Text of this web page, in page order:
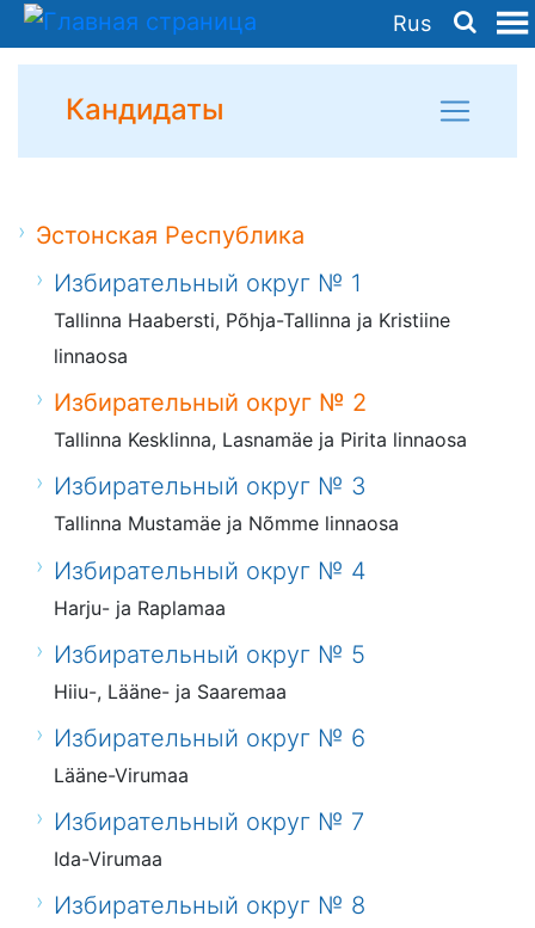
Rus
Кандидаты
Эстонская Республика
Избирательный округ № 1
Tallinna Haabersti, Põhja-Tallinna ja Kristiine
linnaosa
Избирательный округ № 2
Tallinna Kesklinna, Lasnamäe ja Pirita linnaosa
Избирательный округ № 3
Tallinna Mustamäe ja Nõmme linnaosa
Избирательный округ № 4
Harju- ja Raplamaa
Избирательный округ № 5
Hiiu-, Lääne- ja Saaremaa
Избирательный округ № 6
Lääne-Virumaa
Избирательный округ № 7
Ida-Virumaa
Избирательный округ № 8